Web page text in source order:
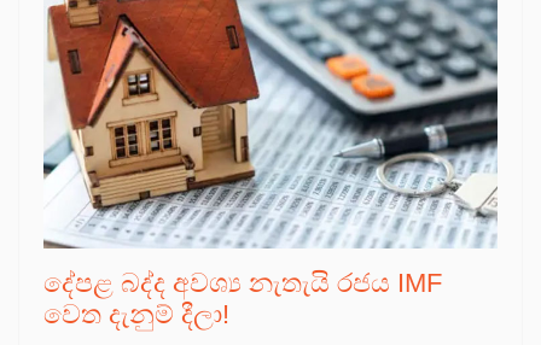
දේපළ බද්ද අවශ්‍ය නැතැයි රජය IMF
වෙත දැනුම් දීලා!